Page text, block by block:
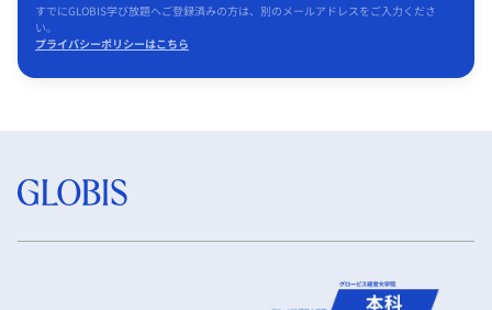
すでにGLOBIS学び放題へご登録済みの方は、別のメールアドレスをご入力くださ
い。
プライバシーポリシーはこちら